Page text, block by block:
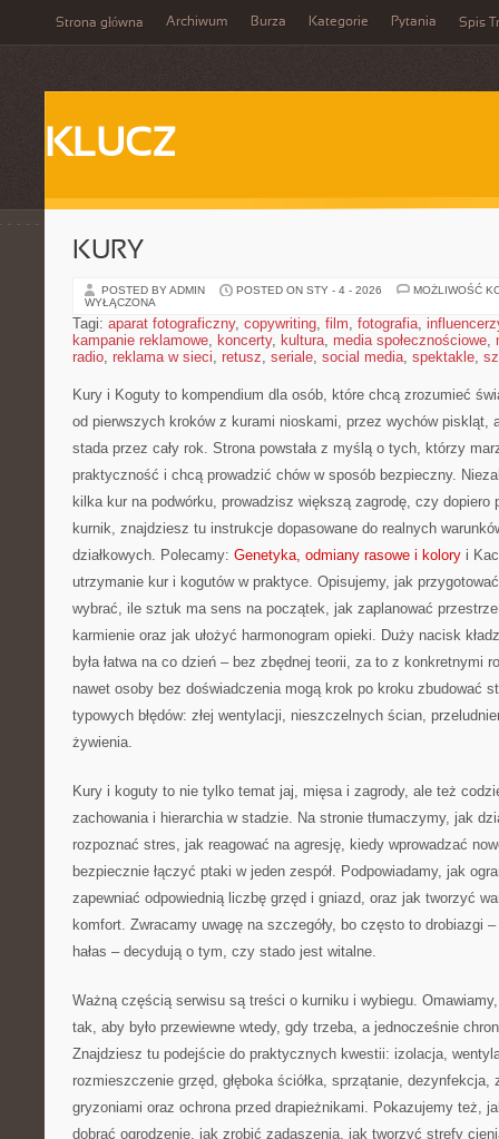
Strona główna Archiwum Burza Kategorie Pytania Spis
KLUCZ
KURY
POSTED BY ADMIN POSTED ON STY - 4 - 2026
MOŻLIWOŚĆ
WYŁĄCZONA
Tagi: aparat fotograficzny, copywriting, film, fotografia,
kampanie reklamowe, koncerty, kultura, media społecznościowe,
radio, reklama w sieci, retusz, seriale, social media, spektakle,
Kury i Koguty to kompendium dla osób, które chcą zrozumieć
od pierwszych kroków z kurami nioskami, przez wychów piskląt,
stada przez cały rok. Strona powstała z myślą o tych, którzy
praktyczność i chcą prowadzić chów w sposób bezpieczny.
kilka kur na podwórku, prowadzisz większą zagrodę, czy dopiero
kurnik, znajdziesz tu instrukcje dopasowane do realnych
działkowych. Polecamy: Genetyka, odmiany rasowe i kolory i
utrzymanie kur i kogutów w praktyce. Opisujemy, jak
wybrać, ile sztuk ma sens na początek, jak zaplanować
karmienie oraz jak ułożyć harmonogram opieki. Duży nacisk
była łatwa na co dzień – bez zbędnej teorii, za to z konkretnymi
nawet osoby bez doświadczenia mogą krok po kroku zbudować
typowych błędów: złej wentylacji, nieszczelnych ścian,
żywienia.
Kury i koguty to nie tylko temat jaj, mięsa i zagrody, ale też
zachowania i hierarchia w stadzie. Na stronie tłumaczymy, jak
rozpoznać stres, jak reagować na agresję, kiedy wprowadzać
bezpiecznie łączyć ptaki w jeden zespół. Podpowiadamy, jak
zapewniać odpowiednią liczbę grzęd i gniazd, oraz jak tworzyć
komfort. Zwracamy uwagę na szczegóły, bo często to drobiazgi
hałas – decydują o tym, czy stado jest witalne.
Ważną częścią serwisu są treści o kurniku i wybiegu.
tak, aby było przewiewne wtedy, gdy trzeba, a jednocześnie
Znajdziesz tu podejście do praktycznych kwestii: izolacja,
rozmieszczenie grzęd, głęboka ściółka, sprzątanie, dezynfekcja,
gryzoniami oraz ochrona przed drapieżnikami. Pokazujemy też,
dobrać ogrodzenie, jak zrobić zadaszenia, jak tworzyć strefy